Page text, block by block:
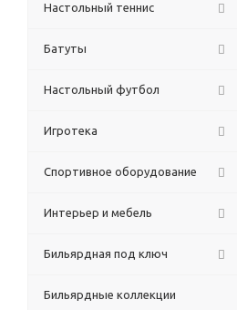
Настольный теннис
Батуты
Настольный футбол
Игротека
Спортивное оборудование
Интерьер и мебель
Бильярдная под ключ
Бильярдные коллекции